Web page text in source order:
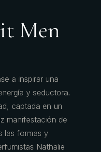
Men
a inspirar una
y seductora.
captada en un
manifestación de
las formas y
Nathalie